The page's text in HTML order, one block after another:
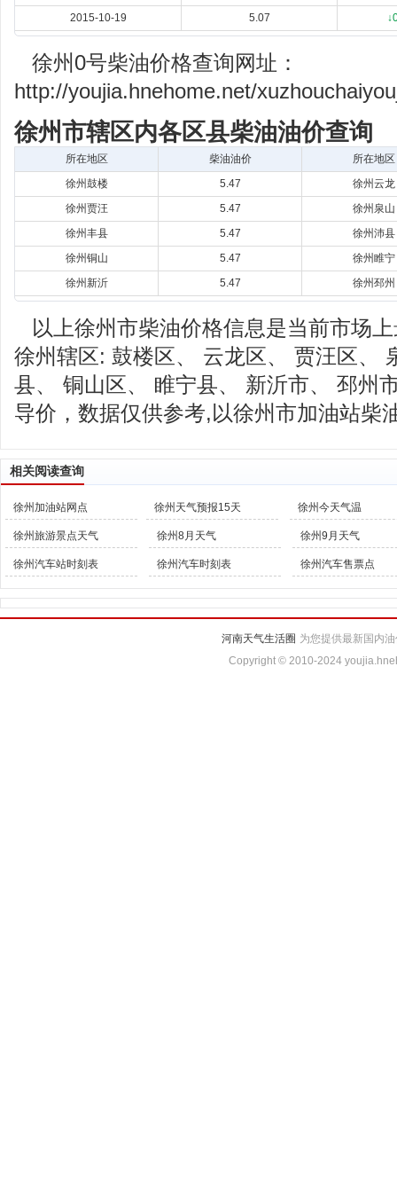
2015-10-19
5.07
徐州0号柴油价格查询网址：
http://youjia.hnehome.net/
徐州市辖区内各区县柴油油价查询
所在地区 柴油油价
所在地区
徐州鼓楼
5.47
徐州云龙
徐州贾汪
5.47
徐州泉山
徐州丰县
5.47
徐州沛县
徐州铜山
5.47
徐州睢宁
徐州新沂
5.47 徐州邳州
以上徐州市柴油价格信息是当前市场
徐州辖区: 鼓楼区、 云龙区、 贾汪区、
县、 铜山区、 睢宁县、 新沂市、 邳州
导价，数据仅供参考,以徐州市加油站柴
相关阅读查询
徐州加油站网点 徐州天气预报15天 徐州今天气温
徐州旅游景点天气 徐州8月天气 徐州9月天气
徐州汽车站时刻表 徐州汽车时刻表 徐州汽车售票点
河南天气生活圈 为您提供最新国内
Copyright © 2010-2024